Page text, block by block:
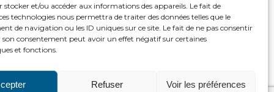
stocker et/ou accéder aux informations des appareils. Le fait de
technologies nous permettra de traiter des données telles que le
de navigation ou les ID uniques sur ce site. Le fait de ne pas consentir
son consentement peut avoir un effet négatif sur certaines
et fonctions.
Refuser Voir les préférences